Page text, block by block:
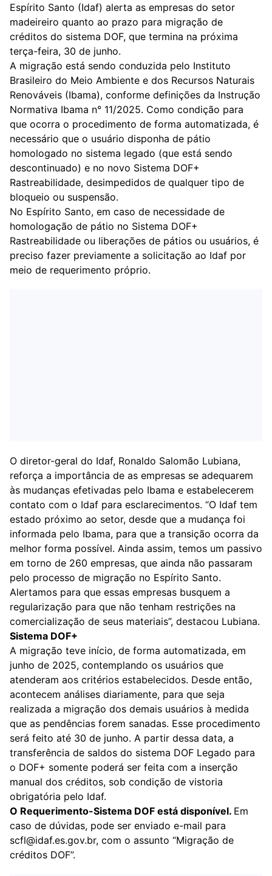
Espírito Santo (Idaf) alerta as empresas do setor
madeireiro quanto ao prazo para migração de
créditos do sistema DOF, que termina na próxima
terça-feira, 30 de junho.
A migração está sendo conduzida pelo Instituto
Brasileiro do Meio Ambiente e dos Recursos Naturais
Renováveis (Ibama), conforme definições da Instrução
Normativa Ibama n° 11/2025. Como condição para
que ocorra o procedimento de forma automatizada, é
necessário que o usuário disponha de pátio
homologado no sistema legado (que está sendo
descontinuado) e no novo Sistema DOF+
Rastreabilidade, desimpedidos de qualquer tipo de
bloqueio ou suspensão.
No Espírito Santo, em caso de necessidade de
homologação de pátio no Sistema DOF+
Rastreabilidade ou liberações de pátios ou usuários, é
preciso fazer previamente a solicitação ao Idaf por
meio de requerimento próprio.
O diretor-geral do Idaf, Ronaldo Salomão Lubiana,
reforça a importância de as empresas se adequarem
às mudanças efetivadas pelo Ibama e estabelecerem
contato com o Idaf para esclarecimentos. “O Idaf tem
estado próximo ao setor, desde que a mudança foi
informada pelo Ibama, para que a transição ocorra da
melhor forma possível. Ainda assim, temos um passivo
em torno de 260 empresas, que ainda não passaram
pelo processo de migração no Espírito Santo.
Alertamos para que essas empresas busquem a
regularização para que não tenham restrições na
comercialização de seus materiais”, destacou Lubiana.
Sistema DOF+
A migração teve início, de forma automatizada, em
junho de 2025, contemplando os usuários que
atenderam aos critérios estabelecidos. Desde então,
acontecem análises diariamente, para que seja
realizada a migração dos demais usuários à medida
que as pendências forem sanadas. Esse procedimento
será feito até 30 de junho. A partir dessa data, a
transferência de saldos do sistema DOF Legado para
o DOF+ somente poderá ser feita com a inserção
manual dos créditos, sob condição de vistoria
obrigatória pelo Idaf.
O Requerimento-Sistema DOF está disponível. Em
caso de dúvidas, pode ser enviado e-mail para
scfl@idaf.es.gov.br, com o assunto “Migração de
créditos DOF”.